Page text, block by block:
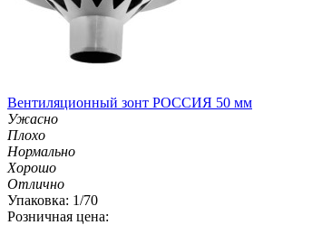
Вентиляционный зонт РОССИЯ 50 мм
Ужасно
Плохо
Нормально
Хорошо
Отлично
Упаковка: 1/70
Розничная цена: